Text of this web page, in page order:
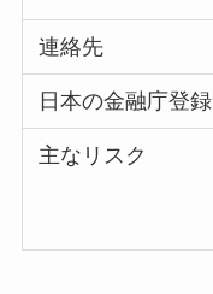
連絡先
日本の金融庁登録
主なリスク